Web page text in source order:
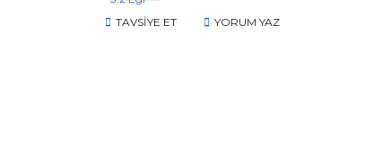
TAVSİYE ET YORUM YAZ